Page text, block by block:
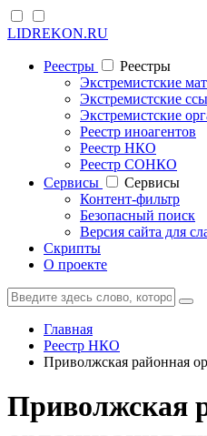
LIDREKON.RU
Реестры
Реестры
Экстремистские
Экстремистские
Экстремистские
Реестр иноагентов
Реестр НКО
Реестр СОНКО
Cервисы
Cервисы
Контент-фильтр
Безопасный поиск
Версия сайта для
Скрипты
О проекте
Главная
Реестр НКО
Приволжская районная
Приволжская